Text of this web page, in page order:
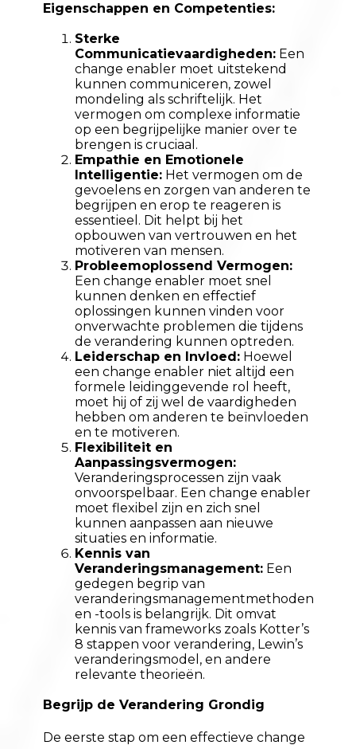
Eigenschappen en Competenties:
Sterke
Communicatievaardigheden: Een
change enabler moet uitstekend
kunnen communiceren, zowel
mondeling als schriftelijk. Het
vermogen om complexe informatie
op een begrijpelijke manier over te
brengen is cruciaal.
Empathie en Emotionele
Intelligentie: Het vermogen om de
gevoelens en zorgen van anderen te
begrijpen en erop te reageren is
essentieel. Dit helpt bij het
opbouwen van vertrouwen en het
motiveren van mensen.
Probleemoplossend Vermogen:
Een change enabler moet snel
kunnen denken en effectief
oplossingen kunnen vinden voor
onverwachte problemen die tijdens
de verandering kunnen optreden.
Leiderschap en Invloed: Hoewel
een change enabler niet altijd een
formele leidinggevende rol heeft,
moet hij of zij wel de vaardigheden
hebben om anderen te beïnvloeden
en te motiveren.
Flexibiliteit en
Aanpassingsvermogen:
Veranderingsprocessen zijn vaak
onvoorspelbaar. Een change enabler
moet flexibel zijn en zich snel
kunnen aanpassen aan nieuwe
situaties en informatie.
Kennis van
Veranderingsmanagement: Een
gedegen begrip van
veranderingsmanagementmethoden
en -tools is belangrijk. Dit omvat
kennis van frameworks zoals Kotter’s
8 stappen voor verandering, Lewin’s
veranderingsmodel, en andere
relevante theorieën.
Begrijp de Verandering Grondig
De eerste stap om een effectieve change